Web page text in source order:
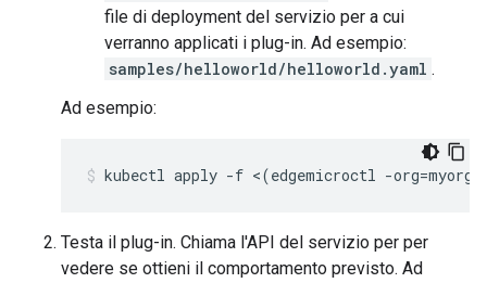
file di deployment del servizio per a cui
verranno applicati i plug-in. Ad esempio:
samples/helloworld/helloworld.yaml .
Ad esempio:
kubectl apply -f <(edgemicroctl -org=myorg -
Testa il plug-in. Chiama l'API del servizio per per
vedere se ottieni il comportamento previsto. Ad